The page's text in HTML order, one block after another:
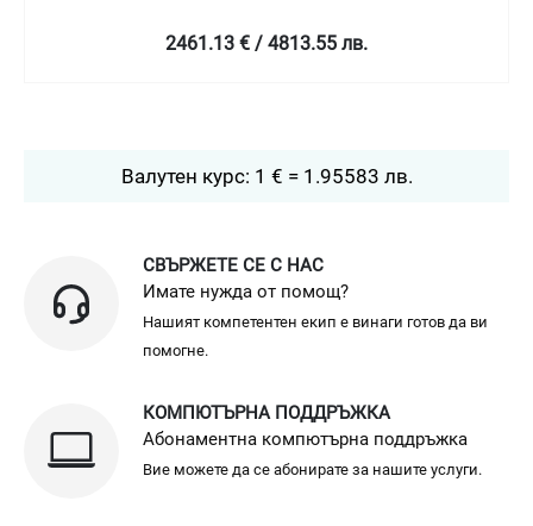
2461.13 € / 4813.55 лв.
Валутен курс: 1 € = 1.95583 лв.
СВЪРЖЕТЕ СЕ С НАС
Имате нужда от помощ?
Нашият компетентен екип е винаги готов да ви
помогне.
КОМПЮТЪРНА ПОДДРЪЖКА
Абонаментна компютърна поддръжка
Вие можете да се абонирате за нашите услуги.